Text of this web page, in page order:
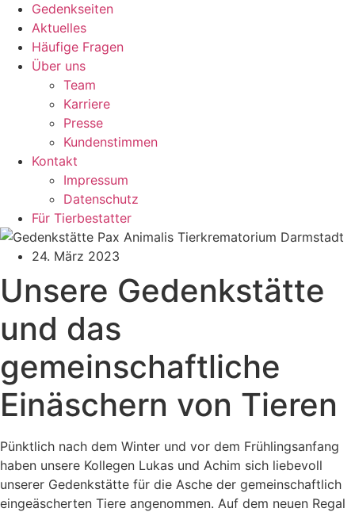
Gedenkseiten
Aktuelles
Häufige Fragen
Über uns
Team
Karriere
Presse
Kundenstimmen
Kontakt
Impressum
Datenschutz
Für Tierbestatter
24. März 2023
Unsere Gedenkstätte
und das
gemeinschaftliche
Einäschern von Tieren
Pünktlich nach dem Winter und vor dem Frühlingsanfang
haben unsere Kollegen Lukas und Achim sich liebevoll
unserer Gedenkstätte für die Asche der gemeinschaftlich
eingeäscherten Tiere angenommen. Auf dem neuen Regal